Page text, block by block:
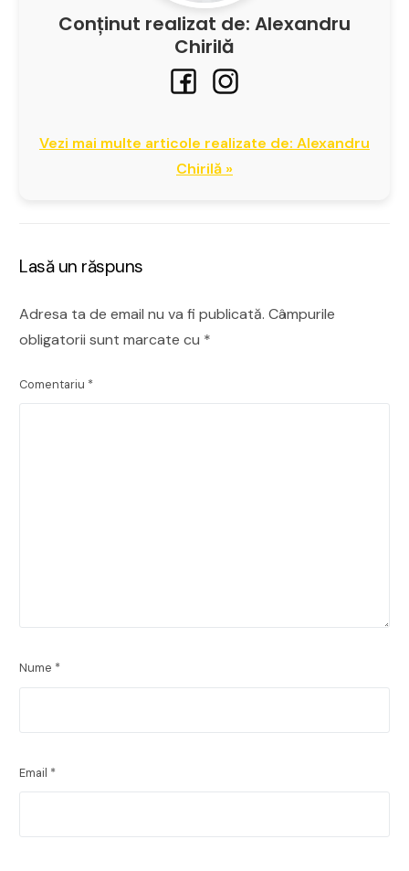
Conținut realizat de: Alexandru
Chirilă
Vezi mai multe articole realizate de: Alexandru
Chirilă »
Lasă un răspuns
Adresa ta de email nu va fi publicată. Câmpurile
obligatorii sunt marcate cu *
Comentariu *
Nume *
Email *